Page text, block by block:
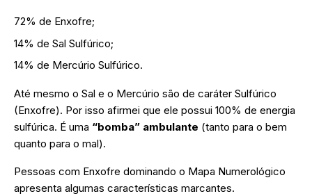
72% de Enxofre;
14% de Sal Sulfúrico;
14% de Mercúrio Sulfúrico.
Até mesmo o Sal e o Mercúrio são de caráter Sulfúrico
(Enxofre). Por isso afirmei que ele possui 100% de energia
sulfúrica. É uma “bomba” ambulante (tanto para o bem
quanto para o mal).
Pessoas com Enxofre dominando o Mapa Numerológico
apresenta algumas características marcantes.